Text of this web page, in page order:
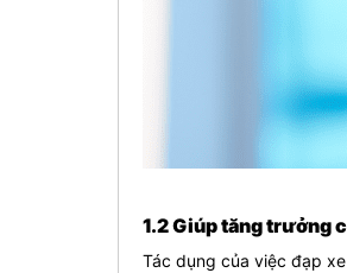
1.2 Giúp tăng trưởng
Tác dụng của việc đạp